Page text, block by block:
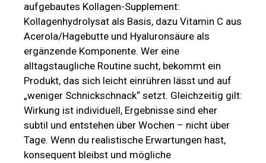
aufgebautes Kollagen-Supplement:
Kollagenhydrolysat als Basis, dazu Vitamin C aus
Acerola/Hagebutte und Hyaluronsäure als
ergänzende Komponente. Wer eine
alltagstaugliche Routine sucht, bekommt ein
Produkt, das sich leicht einrühren lässt und auf
„weniger Schnickschnack“ setzt. Gleichzeitig gilt:
Wirkung ist individuell, Ergebnisse sind eher
subtil und entstehen über Wochen – nicht über
Tage. Wenn du realistische Erwartungen hast,
konsequent bleibst und mögliche